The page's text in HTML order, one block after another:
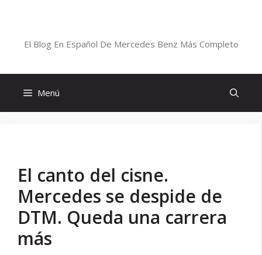
El Blog En Español De Mercedes Benz Más Completo
Menú
El canto del cisne.
Mercedes se despide de
DTM. Queda una carrera
más